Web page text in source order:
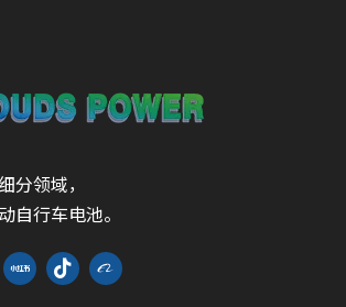
分领域，
自行车电池。